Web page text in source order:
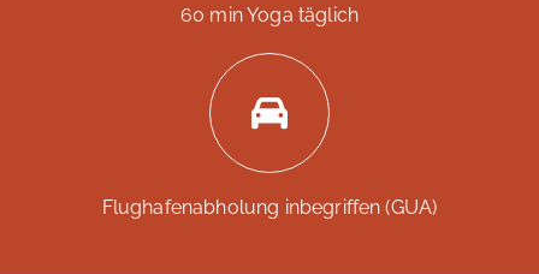
60 min Yoga täglich
Flughafenabholung inbegriffen (GUA)